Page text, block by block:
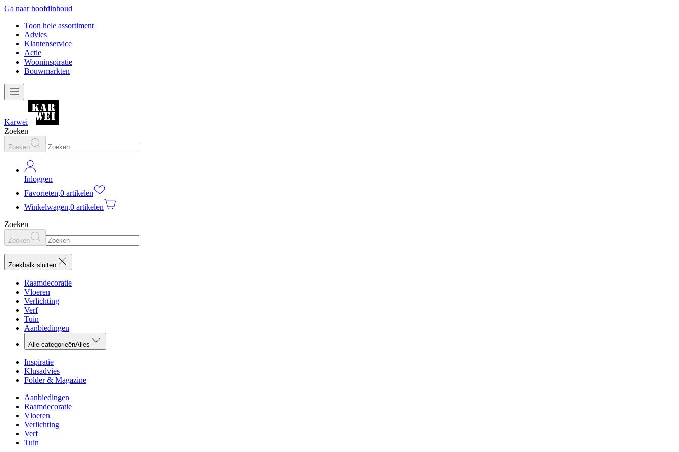
Ga naar hoofdinhoud
Toon hele assortiment
Advies
Klantenservice
Actie
Wooninspiratie
Bouwmarkten
Karwei
Zoeken
Zoeken
Inloggen
Favorieten,0 artikelen
Winkelwagen,0 artikelen
Zoeken
Zoeken
Zoekbalk sluiten
Raamdecoratie
Vloeren
Verlichting
Verf
Tuin
Aanbiedingen
Alle categorieënAlles
Inspiratie
Klusadvies
Folder & Magazine
Aanbiedingen
Raamdecoratie
Vloeren
Verlichting
Verf
Tuin